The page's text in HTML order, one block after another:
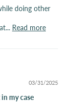
doing other
Read more
03/31/2025
my case